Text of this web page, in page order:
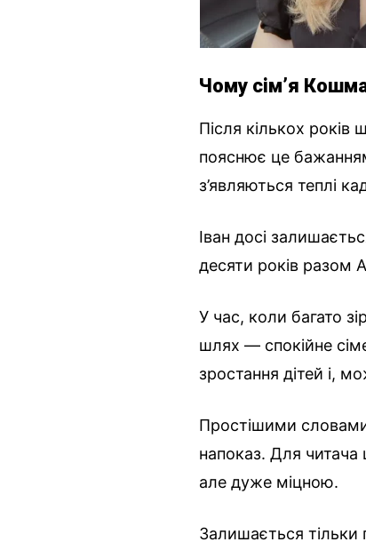
Чому сім’я
Після кількох
пояснює це
з’являються теплі
Іван досі
десяти років разом
У час, коли багато
шлях — спокійне
зростання дітей і,
Простішими
напоказ. Для
але дуже міцною.
Залишається тільки